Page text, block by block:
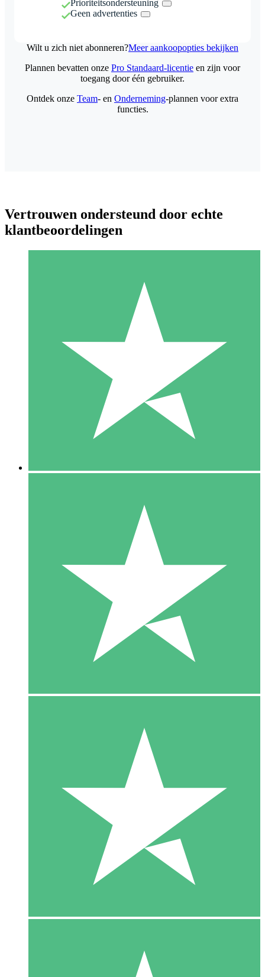
Prioriteitsondersteuning
Geen advertenties
Wilt u zich niet abonneren?Meer aankoopopties bekijken
Individuele Creditpakketten
Betaal per gebruik met downloadtegoeden. Geen maandelijkse
1000
10 Downloaden
20 00
Plannen bevatten onze Pro Standaard-licentie en zijn voor
toegang door één gebruiker.
Ontdek onze Team- en Onderneming-plannen voor extra
functies.
Vertrouwen ondersteund door echte
klantbeoordelingen